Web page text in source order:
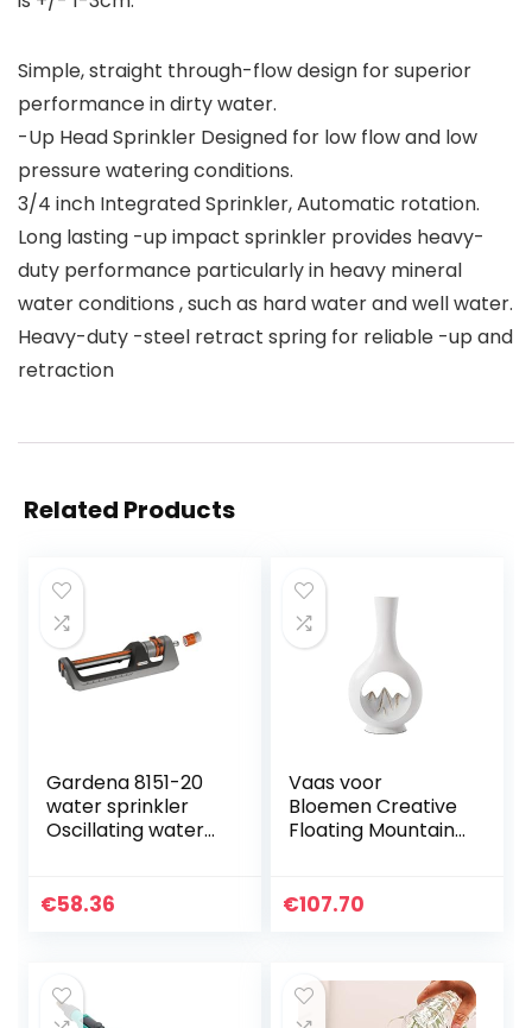
Simple, straight through-flow design for superior
performance in dirty water.
-Up Head Sprinkler Designed for low flow and low
pressure watering conditions.
3/4 inch Integrated Sprinkler, Automatic rotation.
Long lasting -up impact sprinkler provides heavy-
duty performance particularly in heavy mineral
water conditions , such as hard water and well water.
Heavy-duty -steel retract spring for reliable -up and
retraction
Related Products
Gardena 8151-20
water sprinkler
Oscillating water
Gardena 8151-20
€58.36
Vaas voor
Bloemen Creative
Floating Mountain
Vaas Decoratie
€107.70